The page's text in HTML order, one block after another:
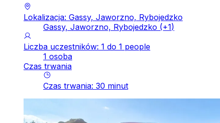
Lokalizacja: Gassy, Jaworzno, Rybojedzko
Gassy, Jaworzno, Rybojedzko (+1)
Liczba uczestników: 1 do 1 people
1 osoba
Czas trwania
Czas trwania: 30 minut